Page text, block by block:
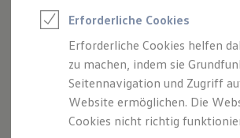
Saisonangebote
Leasing
Leasing-Angebote
Gebrauchtwagen Leasing
Junge Gebrauchtwagen-
Elektroauto Leasing
Kleinwagen-Leasing
Leasing ohne Anzahlung
Eine Klasse für
Der Golf.
Erforderliche Cookies
Erforderliche Cookies helfen
zu machen, indem sie
Seitennavigation und Zugriff
Website ermöglichen. Die
Cookies nicht richtig